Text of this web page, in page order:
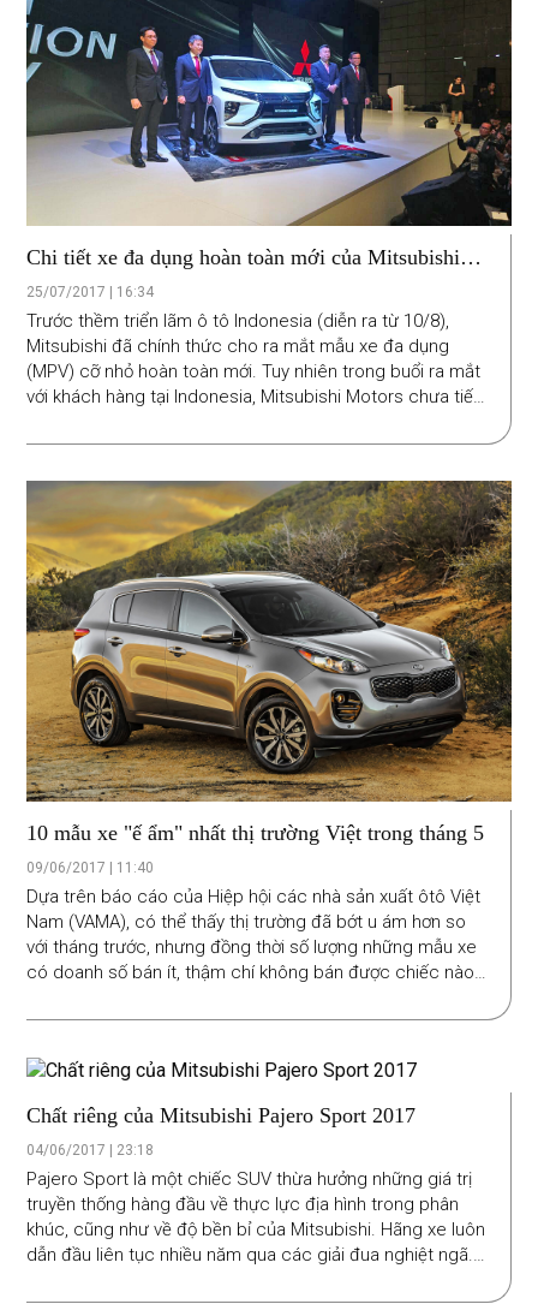
Chi tiết xe đa dụng hoàn toàn mới của Mitsubishi
vừa ra mắt
25/07/2017 | 16:34
Trước thềm triển lãm ô tô Indonesia (diễn ra từ 10/8),
Mitsubishi đã chính thức cho ra mắt mẫu xe đa dụng
(MPV) cỡ nhỏ hoàn toàn mới. Tuy nhiên trong buổi ra mắt
với khách hàng tại Indonesia, Mitsubishi Motors chưa tiết
Indonesia, chiếc MPV mới của Mitsubishi có giá bán chính
nghìn USD.
10 mẫu xe "ế ẩm" nhất thị trường Việt trong tháng 5
09/06/2017 | 11:40
Dựa trên báo cáo của Hiệp hội các nhà sản xuất ôtô Việt
Nam (VAMA), có thể thấy thị trường đã bớt u ám hơn so
với tháng trước, nhưng đồng thời số lượng những mẫu xe
có doanh số bán ít, thậm chí không bán được chiếc nào
Chất riêng của Mitsubishi Pajero Sport 2017
04/06/2017 | 23:18
Pajero Sport là một chiếc SUV thừa hưởng những giá trị
truyền thống hàng đầu về thực lực địa hình trong phân
khúc, cũng như về độ bền bỉ của Mitsubishi. Hãng xe luôn
dẫn đầu liên tục nhiều năm qua các giải đua nghiệt ngã.
tiện nghi và thiết kế hiện đại mới, còn là sự lựa chọn xác